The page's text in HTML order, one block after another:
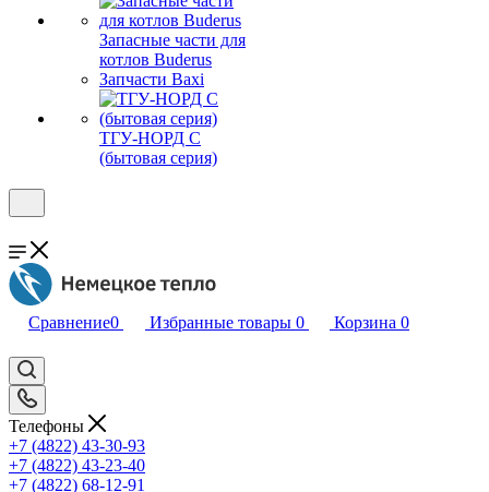
Запасные части для
котлов Buderus
Запчасти Baxi
ТГУ-НОРД С
(бытовая серия)
Сравнение0 Избранные товары 0 Корзина 0
Телефоны
+7 (4822) 43-30-93
+7 (4822) 43-23-40
+7 (4822) 68-12-91